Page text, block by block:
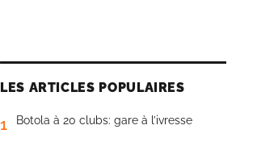
LES ARTICLES POPULAIRES
1 Botola à 20 clubs: gare à l’ivresse